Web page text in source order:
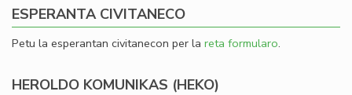
ESPERANTA CIVITANECO
Petu la esperantan civitanecon per la reta formularo.
HEROLDO KOMUNIKAS (HEKO)